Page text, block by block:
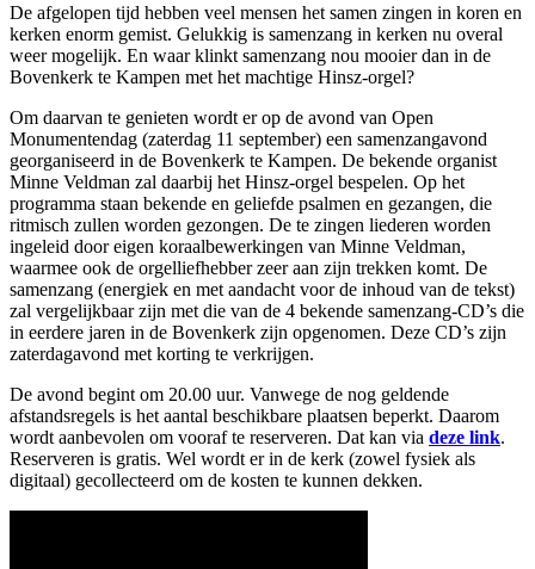
De afgelopen tijd hebben veel mensen het samen zingen in koren en
kerken enorm gemist. Gelukkig is samenzang in kerken nu overal
weer mogelijk. En waar klinkt samenzang nou mooier dan in de
Bovenkerk te Kampen met het machtige Hinsz-orgel?
Om daarvan te genieten wordt er op de avond van Open
Monumentendag (zaterdag 11 september) een samenzangavond
georganiseerd in de Bovenkerk te Kampen. De bekende organist
Minne Veldman zal daarbij het Hinsz-orgel bespelen. Op het
programma staan bekende en geliefde psalmen en gezangen, die
ritmisch zullen worden gezongen. De te zingen liederen worden
ingeleid door eigen koraalbewerkingen van Minne Veldman,
waarmee ook de orgelliefhebber zeer aan zijn trekken komt. De
samenzang (energiek en met aandacht voor de inhoud van de tekst)
zal vergelijkbaar zijn met die van de 4 bekende samenzang-CD’s die
in eerdere jaren in de Bovenkerk zijn opgenomen. Deze CD’s zijn
zaterdagavond met korting te verkrijgen.
De avond begint om 20.00 uur. Vanwege de nog geldende
afstandsregels is het aantal beschikbare plaatsen beperkt. Daarom
wordt aanbevolen om vooraf te reserveren. Dat kan via deze link.
Reserveren is gratis. Wel wordt er in de kerk (zowel fysiek als
digitaal) gecollecteerd om de kosten te kunnen dekken.